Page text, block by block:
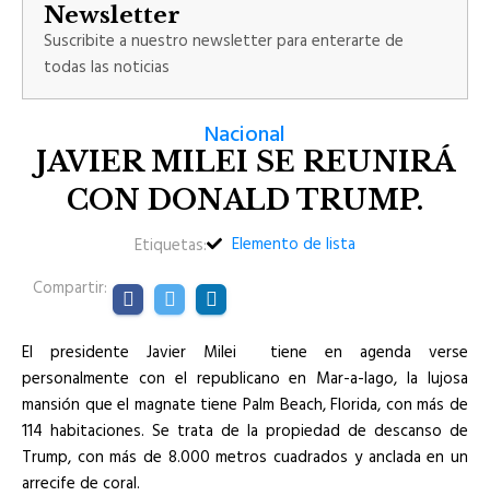
Nacional
JAVIER MILEI SE REUNIRÁ
CON DONALD TRUMP.
Etiquetas:
Elemento de lista
Compartir:
El presidente Javier Milei tiene en agenda verse
personalmente con el republicano en Mar-a-lago, la lujosa
mansión que el magnate tiene Palm Beach, Florida, con más de
114 habitaciones. Se trata de la propiedad de descanso de
Trump, con más de 8.000 metros cuadrados y anclada en un
arrecife de coral.
Newsletter
Suscribite a nuestro newsletter para enterarte de
todas las noticias